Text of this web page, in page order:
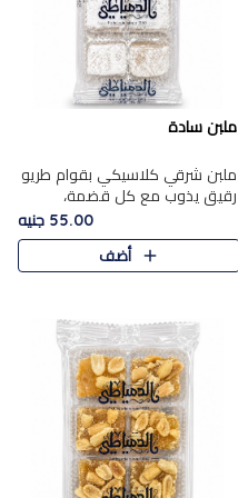
ملبن سادة
ملبن شرقي كلاسيكي بقوام طريو
رقيق يذوب مع كل قضمة،
مغطى بطبقة ناعمة من السكر
البودرة ليقدم المذاق الأصيل الذي
ارتبط بحلويات المولد التقليدي..
55.00 جنيه
أضف